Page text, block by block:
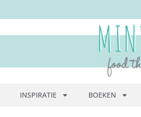
INSPIRATIE BOEKEN